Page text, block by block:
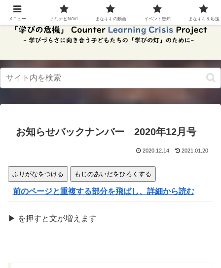
スク
リー
ンリ
ド。
この
ボタ
ンを
と、
ダー
の読
み上
にで
お知らせバックナンバー 2020年12月号
2020.12.14 2021.01.20
ふりがなをつける もじのあいだをひろくする
前のページと重複する部分を飛ばし、詳細から読む
▶ を押すと文が増 えます
メニュー まなナビNAVI まなキキの動画 イベント告知 まなキキを応援